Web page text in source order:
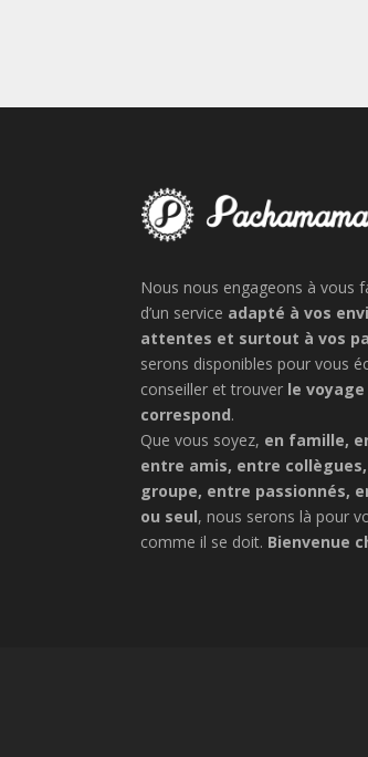
Nous nous engageons à vous
d’un service adapté à vos
attentes et surtout à vos
serons disponibles pour vous
conseiller et trouver le
correspond.
Que vous soyez, en famille,
entre amis, entre
groupe, entre passionnés,
ou seul, nous serons là pour
comme il se doit. Bienvenue